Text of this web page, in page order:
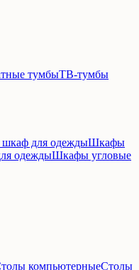
тумбыТВ-тумбы
шкаф для одеждыШкафы
одеждыШкафы угловые
компьютерныеСтолы